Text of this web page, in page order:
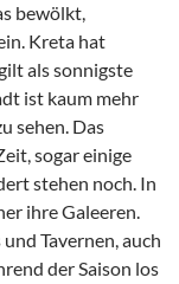
bewölkt,
Kreta hat
als sonnigste
ist kaum mehr
sehen. Das
sogar einige
stehen noch. In
ihre Galeeren.
Tavernen, auch
der Saison los